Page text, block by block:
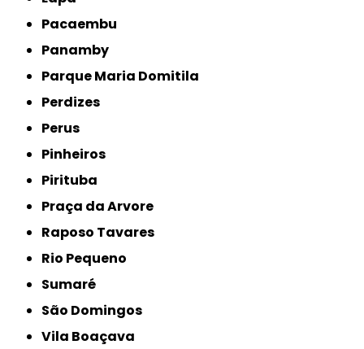
Pacaembu
Panamby
Parque Maria Domitila
Perdizes
Perus
Pinheiros
Pirituba
Praça da Arvore
Raposo Tavares
Rio Pequeno
Sumaré
São Domingos
Vila Boaçava